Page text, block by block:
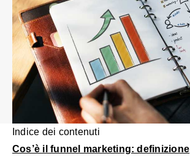
Indice dei contenuti
Cos’è il funnel marketing: definizione